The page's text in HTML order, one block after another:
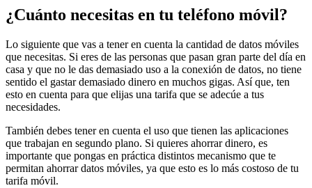
¿Cuánto necesitas en tu teléfono móvil?
Lo siguiente que vas a tener en cuenta la cantidad de datos móviles
que necesitas. Si eres de las personas que pasan gran parte del día en
casa y que no le das demasiado uso a la conexión de datos, no tiene
sentido el gastar demasiado dinero en muchos gigas. Así que, ten
esto en cuenta para que elijas una tarifa que se adecúe a tus
necesidades.
También debes tener en cuenta el uso que tienen las aplicaciones
que trabajan en segundo plano. Si quieres ahorrar dinero, es
importante que pongas en práctica distintos mecanismo que te
permitan ahorrar datos móviles, ya que esto es lo más costoso de tu
tarifa móvil.